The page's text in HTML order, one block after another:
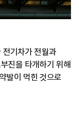
전기차가 전월과
진을 타개하기 위해
발이 먹힌 것으로